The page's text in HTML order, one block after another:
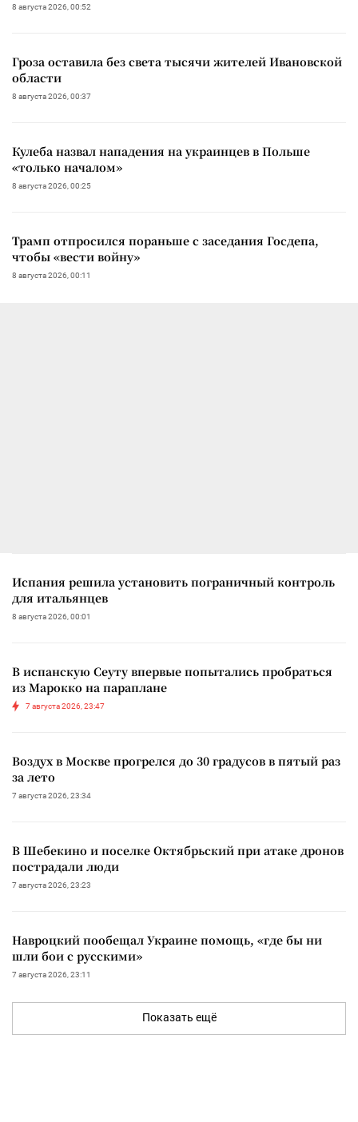
8 августа 2026, 00:52
Гроза оставила без света тысячи жителей Ивановской
области
8 августа 2026, 00:37
Кулеба назвал нападения на украинцев в Польше
«только началом»
8 августа 2026, 00:25
Трамп отпросился пораньше с заседания Госдепа,
чтобы «вести войну»
8 августа 2026, 00:11
Испания решила установить пограничный контроль
для итальянцев
8 августа 2026, 00:01
В испанскую Сеуту впервые попытались пробраться
из Марокко на параплане
7 августа 2026, 23:47
Воздух в Москве прогрелся до 30 градусов в пятый раз
за лето
7 августа 2026, 23:34
В Шебекино и поселке Октябрьский при атаке дронов
пострадали люди
7 августа 2026, 23:23
Навроцкий пообещал Украине помощь, «где бы ни
шли бои с русскими»
7 августа 2026, 23:11
Показать ещё